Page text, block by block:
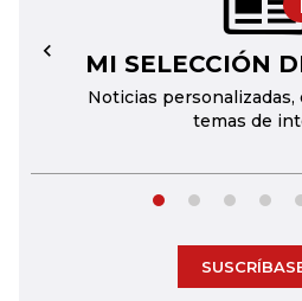
MI SELECCIÓN
Noticias personalizadas,
temas de
←